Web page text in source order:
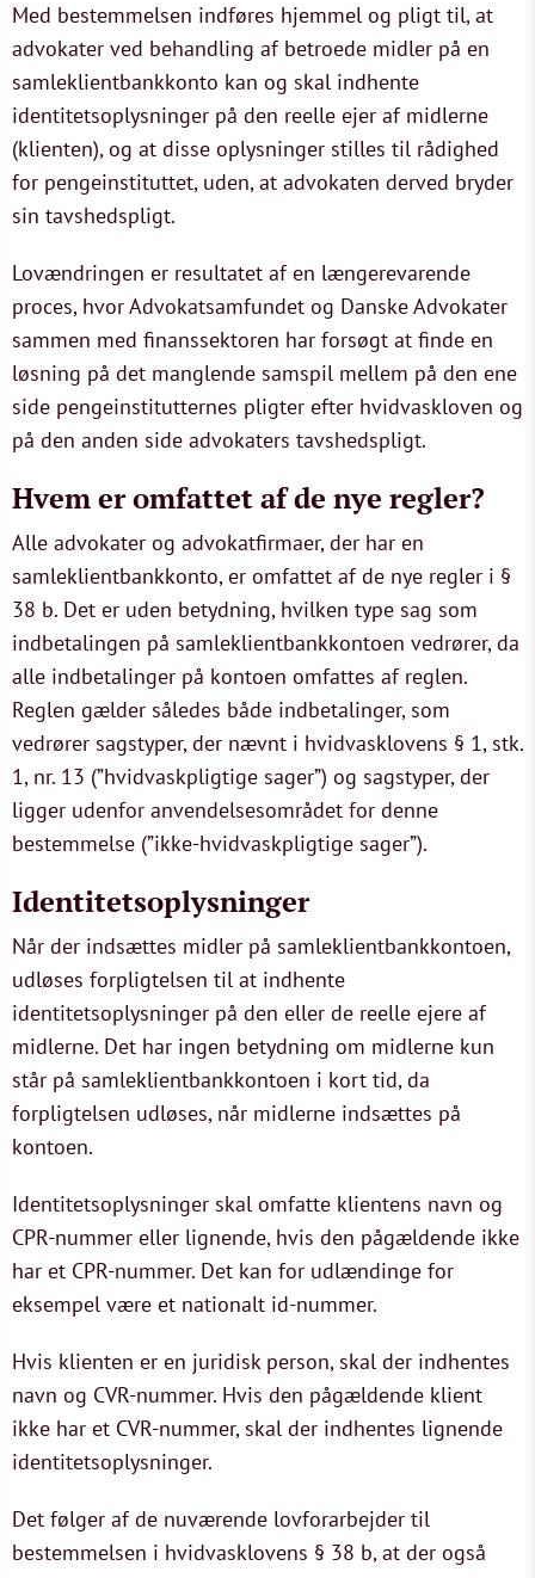
Med bestemmelsen indføres hjemmel og pligt til, at
advokater ved behandling af betroede midler på en
samleklientbankkonto kan og skal indhente
identitetsoplysninger på den reelle ejer af midlerne
(klienten), og at disse oplysninger stilles til rådighed
for pengeinstituttet, uden, at advokaten derved bryder
sin tavshedspligt.
Lovændringen er resultatet af en længerevarende
proces, hvor Advokatsamfundet og Danske Advokater
sammen med finanssektoren har forsøgt at finde en
løsning på det manglende samspil mellem på den ene
side pengeinstitutternes pligter efter hvidvaskloven og
på den anden side advokaters tavshedspligt.
Hvem er omfattet af de nye regler?
Alle advokater og advokatfirmaer, der har en
samleklientbankkonto, er omfattet af de nye regler i §
38 b. Det er uden betydning, hvilken type sag som
indbetalingen på samleklientbankkontoen vedrører, da
alle indbetalinger på kontoen omfattes af reglen.
Reglen gælder således både indbetalinger, som
vedrører sagstyper, der nævnt i hvidvasklovens § 1, stk.
1, nr. 13 (”hvidvaskpligtige sager”) og sagstyper, der
ligger udenfor anvendelsesområdet for denne
bestemmelse (”ikke-hvidvaskpligtige sager”).
Identitetsoplysninger
Når der indsættes midler på samleklientbankkontoen,
udløses forpligtelsen til at indhente
identitetsoplysninger på den eller de reelle ejere af
midlerne. Det har ingen betydning om midlerne kun
står på samleklientbankkontoen i kort tid, da
forpligtelsen udløses, når midlerne indsættes på
kontoen.
Identitetsoplysninger skal omfatte klientens navn og
CPR-nummer eller lignende, hvis den pågældende ikke
har et CPR-nummer. Det kan for udlændinge for
eksempel være et nationalt id-nummer.
Hvis klienten er en juridisk person, skal der indhentes
navn og CVR-nummer. Hvis den pågældende klient
ikke har et CVR-nummer, skal der indhentes lignende
identitetsoplysninger.
Det følger af de nuværende lovforarbejder til
bestemmelsen i hvidvasklovens § 38 b, at der også